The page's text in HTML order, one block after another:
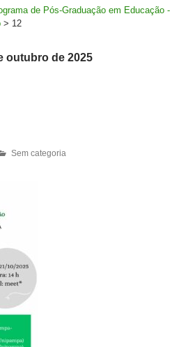
de Pós-Graduação em Educação -
> 12
outubro de 2025
Sem categoria